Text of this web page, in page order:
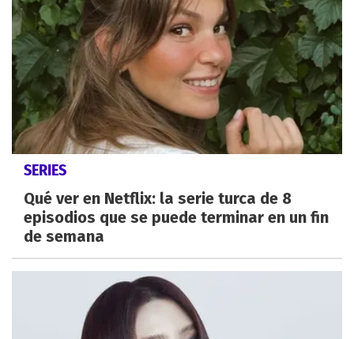
SERIES
Qué ver en Netflix: la serie turca de 8
episodios que se puede terminar en un fin
de semana